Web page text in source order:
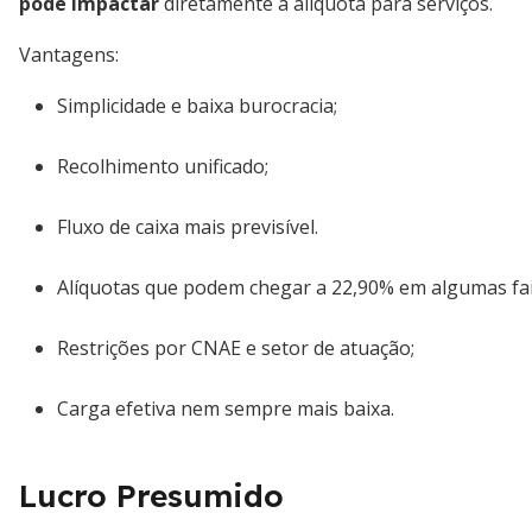
Vantagens:
Simplicidade e baixa burocracia;
Recolhimento unificado;
Fluxo de caixa mais previsível.
Alíquotas que podem chegar a 22,90% em algumas
Restrições por CNAE e setor de atuação;
Carga efetiva nem sempre mais baixa.
Lucro Presumido